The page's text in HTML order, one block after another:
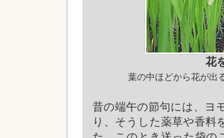
花
葉の中ほどから花が出
昔の端午の節句には、ヨ
り、そうした薬草や香料